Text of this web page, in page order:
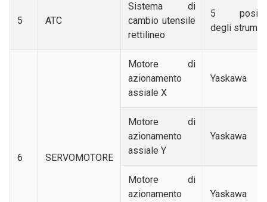
5 ATC
Sistema di
cambio utensile
rettilineo
5
degli
6 SERVOMOTORE
Motore di
azionamento
assiale X
Yaskawa
Motore di
azionamento
assiale Y
Yaskawa
Motore di
azionamento
Yaskawa